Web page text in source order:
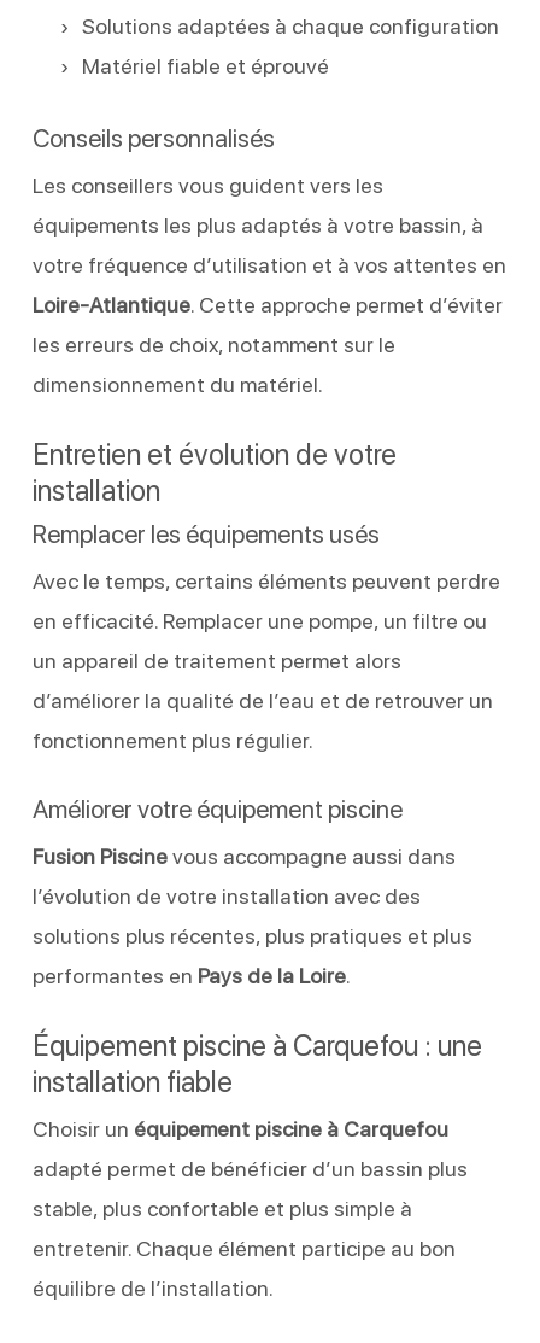
Solutions adaptées à chaque configuration
Matériel fiable et éprouvé
Conseils personnalisés
Les conseillers vous guident vers les
équipements les plus adaptés à votre bassin, à
votre fréquence d’utilisation et à vos attentes en
Loire-Atlantique. Cette approche permet d’éviter
les erreurs de choix, notamment sur le
dimensionnement du matériel.
Entretien et évolution de votre
installation
Remplacer les équipements usés
Avec le temps, certains éléments peuvent perdre
en efficacité. Remplacer une pompe, un filtre ou
un appareil de traitement permet alors
d’améliorer la qualité de l’eau et de retrouver un
fonctionnement plus régulier.
Améliorer votre équipement piscine
Fusion Piscinevous accompagne aussi dans
l’évolution de votre installation avec des
solutions plus récentes, plus pratiques et plus
performantes en Pays de la Loire.
Équipement piscine à Carquefou : une
installation fiable
Choisir un équipement piscine à Carquefou
adapté permet de bénéficier d’un bassin plus
stable, plus confortable et plus simple à
entretenir. Chaque élément participe au bon
équilibre de l’installation.